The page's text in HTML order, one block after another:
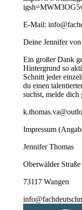
E-Mail:
Deine Jennifer
Ein großer Dank
Hintergrund so
Schnitt jeder
du einen
suchst, melde dich
Impressum
Jennifer Thomas
Oberwälder
73117 Wangen